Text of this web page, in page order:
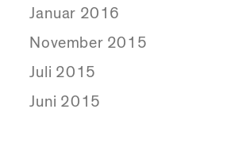
Januar 2016
November 2015
Juli 2015
Juni 2015